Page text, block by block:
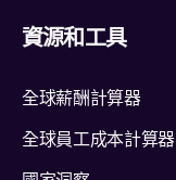
資源和工具
全球薪酬計算器
全球員工成本計算器